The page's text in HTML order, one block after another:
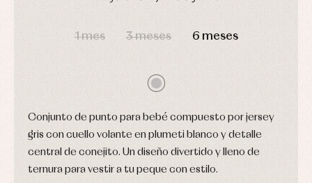
1 mes 3 meses 6 meses
Conjunto de punto para bebé compuesto por jersey
gris con cuello volante en plumeti blanco y detalle
central de conejito. Un diseño divertido y lleno de
ternura para vestir a tu peque con estilo.
pijamas...
jersey
de
interior
Vestidos